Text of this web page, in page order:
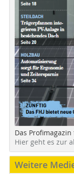
Das
Hier geht es zur
Weitere